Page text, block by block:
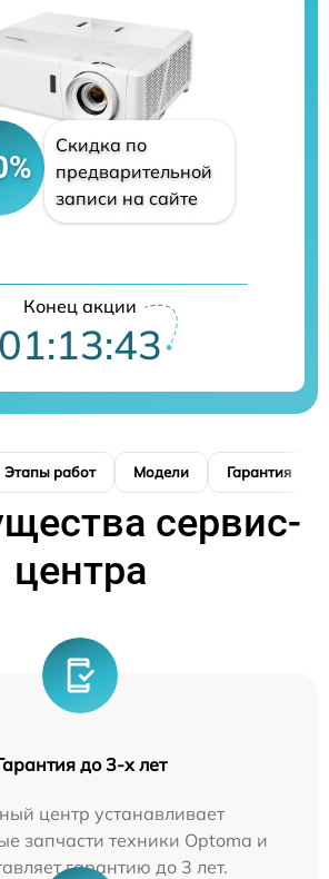
Скидка по
предварительной
записи на сайте
Конец акции
01:13:42
Этапы работ Модели Гарантия
сервис-
центра
до 3-х лет
центр устанавливает
запчасти техники Optoma и
гарантию до 3 лет.